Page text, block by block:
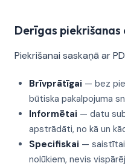
Derīgas piekrišanas
Piekrišanai saskaņā ar
Brīvprātīgai — bez
būtiska pakalpojuma
Informētai — datu
apstrādāti, no kā un
Specifiskai —
nolūkiem, nevis